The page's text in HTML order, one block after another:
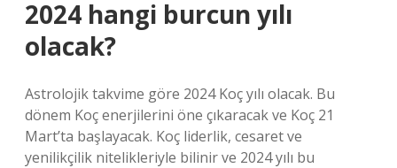
2024 hangi burcun yılı
olacak?
Astrolojik takvime göre 2024 Koç yılı olacak. Bu
dönem Koç enerjilerini öne çıkaracak ve Koç 21
Mart’ta başlayacak. Koç liderlik, cesaret ve
yenilikçilik nitelikleriyle bilinir ve 2024 yılı bu